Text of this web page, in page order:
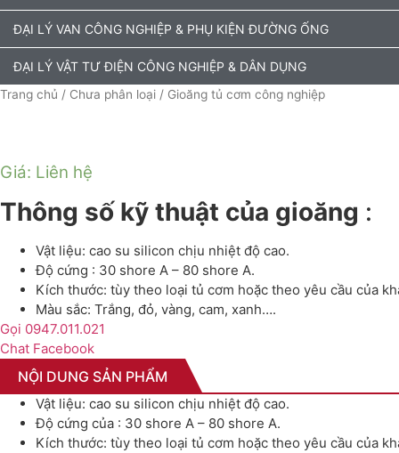
ĐẠI LÝ VAN CÔNG NGHIỆP & PHỤ KIỆN ĐƯỜNG ỐNG
ĐẠI LÝ VẬT TƯ ĐIỆN CÔNG NGHIỆP & DÂN DỤNG
Trang chủ / Chưa phân loại / Gioăng tủ cơm công nghiệp
Giá: Liên hệ
Thông số kỹ thuật của gioăng :
Vật liệu: cao su silicon chịu nhiệt độ cao.
Độ cứng : 30 shore A – 80 shore A.
Kích thước: tùy theo loại tủ cơm hoặc theo yêu cầu của
Màu sắc: Trắng, đỏ, vàng, cam, xanh….
Gọi 0947.011.021
Chat Facebook
NỘI DUNG SẢN PHẨM
Vật liệu: cao su silicon chịu nhiệt độ cao.
Độ cứng của : 30 shore A – 80 shore A.
Kích thước: tùy theo loại tủ cơm hoặc theo yêu cầu của